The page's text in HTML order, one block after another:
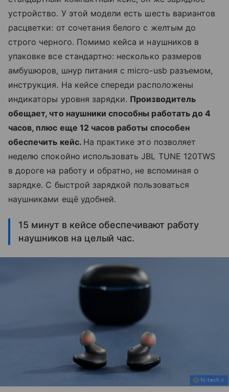
устройство. У этой модели есть шесть вариантов
расцветки: от сочетания белого с желтым до
строго черного. Помимо кейса и наушников в
упаковке все стандартно: несколько размеров
амбушюров, шнур питания с micro-usb разъемом,
инструкция. На кейсе спереди расположены
индикаторы уровня зарядки. Производитель
обещает, что наушники способны работать до 4
часов, плюс еще 12 часов работы способен
обеспечить кейс. На практике это позволяет
неделю спокойно использовать JBL TUNE 120TWS
в дороге на работу и обратно, не вспоминая о
зарядке. С быстрой зарядкой пользоваться
наушниками ещё удобней.
15 минут в кейсе обеспечивают работу
наушников на целый час.